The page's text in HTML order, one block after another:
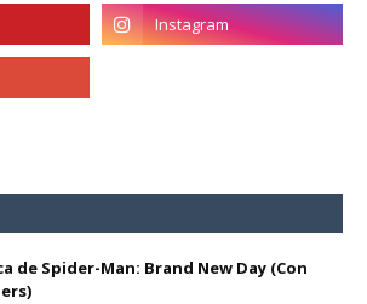
de Spider-Man: Brand New Day (Con